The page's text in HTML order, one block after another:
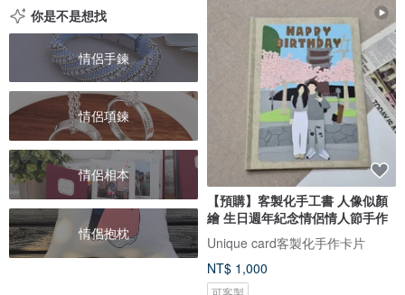
你是不是想找
情侶手鍊
情侶項鍊
情侶相本
情侶抱枕
【預購】客製化手工書 人像似顏
繪 生日週年紀念情侶情人節手作
Unique card客製化手作卡片
NT$ 1,000